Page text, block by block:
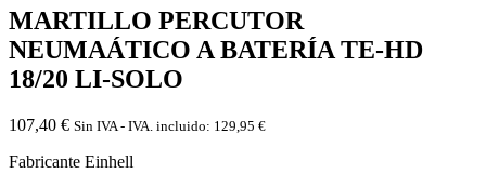
MARTILLO PERCUTOR
NEUMAÁTICO A BATERÍA TE-HD
18/20 LI-SOLO
107,40 € Sin IVA - IVA. incluido: 129,95 €
Fabricante ‎Einhell